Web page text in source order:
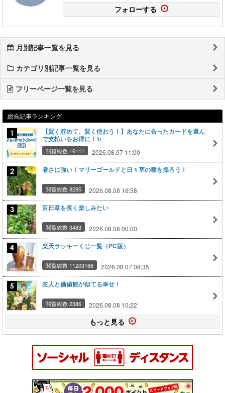
フォローする
月別記事一覧を見る
カテゴリ別記事一覧を見る
フリーページ一覧を見る
総合記事ランキング
【賢く貯めて、賢く使おう！】あなたに合ったカードを選ん
で支払いをお得に！✨
閲覧総数 16111 2026.08.07 11:00
暑さに強い！マリーゴールドと日々草の種を採ろう！
閲覧総数 8285 2026.08.08 16:58
百日草を長く楽しみたい
閲覧総数 3483 2026.08.08 00:00
楽天ラッキーくじ一覧（PC版）
閲覧総数 11203166 2026.08.07 08:35
友人と価値観が似てる幸せ！
閲覧総数 2386 2026.08.08 10:22
もっと見る